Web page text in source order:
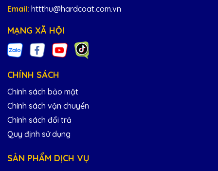
Email: httthu@hardcoat.com.vn
MẠNG XÃ HỘI
CHÍNH SÁCH
Chính sách bảo mật
Chính sách vận chuyển
Chính sách đổi trả
Quy định sử dụng
SẢN PHẨM DỊCH VỤ